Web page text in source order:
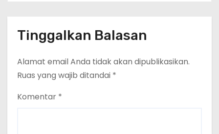
Tinggalkan Balasan
Alamat email Anda tidak akan dipublikasikan.
Ruas yang wajib ditandai *
Komentar *